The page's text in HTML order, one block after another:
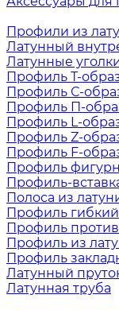
Профили из
Латунный
Латунные
Профиль Т-
Профиль С-
Профиль П-
Профиль L-
Профиль Z-
Профиль F-
Профиль
Профиль-
Полоса из
Профиль гибкий
Профиль
Профиль из
Профиль
Латунный
Латунная труба